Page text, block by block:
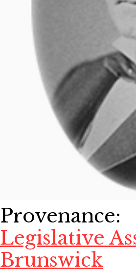
Provenance:
Legislative
Brunswick